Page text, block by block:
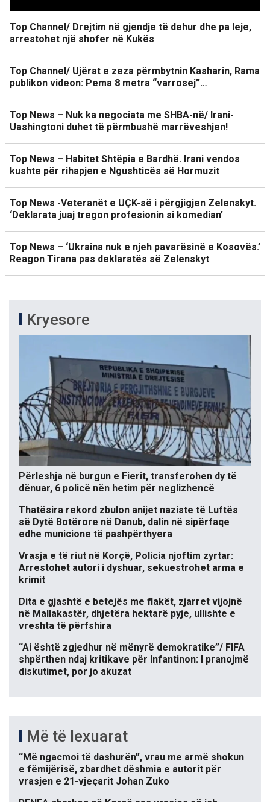
Top Channel/ Drejtim në gjendje të dehur dhe pa leje,
arrestohet një shofer në Kukës
Top Channel/ Ujërat e zeza përmbytnin Kasharin, Rama
publikon videon: Pema 8 metra “varrosej”…
Top News – Nuk ka negociata me SHBA-në/ Irani-
Uashingtoni duhet të përmbushë marrëveshjen!
Top News – Habitet Shtëpia e Bardhë. Irani vendos
kushte për rihapjen e Ngushticës së Hormuzit
Top News -Veteranët e UÇK-së i përgjigjen Zelenskyt.
‘Deklarata juaj tregon profesionin si komedian’
Top News – ‘Ukraina nuk e njeh pavarësinë e Kosovës.’
Reagon Tirana pas deklaratës së Zelenskyt
Kryesore
Përleshja në burgun e Fierit, transferohen dy të
dënuar, 6 policë nën hetim për neglizhencë
Thatësira rekord zbulon anijet naziste të Luftës
së Dytë Botërore në Danub, dalin në sipërfaqe
edhe municione të pashpërthyera
Vrasja e të riut në Korçë, Policia njoftim zyrtar:
Arrestohet autori i dyshuar, sekuestrohet arma e
krimit
Dita e gjashtë e betejës me flakët, zjarret vijojnë
në Mallakastër, dhjetëra hektarë pyje, ullishte e
vreshta të përfshira
“Ai është zgjedhur në mënyrë demokratike”/ FIFA
shpërthen ndaj kritikave për Infantinon: I pranojmë
diskutimet, por jo akuzat
Më të lexuarat
“Më ngacmoi të dashurën”, vrau me armë shokun
e fëmijërisë, zbardhet dëshmia e autorit për
vrasjen e 21-vjeçarit Johan Zuko